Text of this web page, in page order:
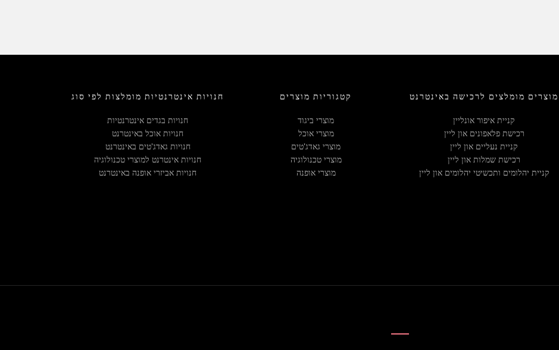
חנויות אינטרנטיות מומלצות לפי סוג
חנויות בגדים אינטרנטיות
חנויות אוכל באינטרנט
חנויות גאדג'טים באינטרנט
חנויות אינטרנט למוצרי טכנולוגיה
חנויות אביזרי אופנה באינטרנט
קטגוריות מוצרים
מוצרי ביגוד
מוצרי אוכל
מוצרי גאדג'טים
מוצרי טכנולוגיה
מוצרי אופנה
מוצרים מומלצים לרכישה באינטרנט
קניית איפור אונליין
רכישת פלאפונים און ליין
קניית נעליים און ליין
רכישת שמלות און ליין
קניית יהלומים ותכשיטי יהלומים און ליין